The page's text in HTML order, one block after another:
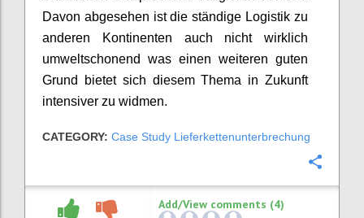
Davon abgesehen ist die ständige Logistik zu
anderen Kontinenten auch nicht wirklich
umweltschonend was einen weiteren guten
Grund bietet sich diesem Thema in Zukunft
intensiver zu widmen.
CATEGORY: Case Study Lieferkettenunterbrechung
Add/View comments (4)